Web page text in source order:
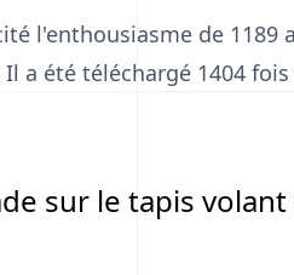
l'enthousiasme de 1189
a été téléchargé 1404
sur le tapis